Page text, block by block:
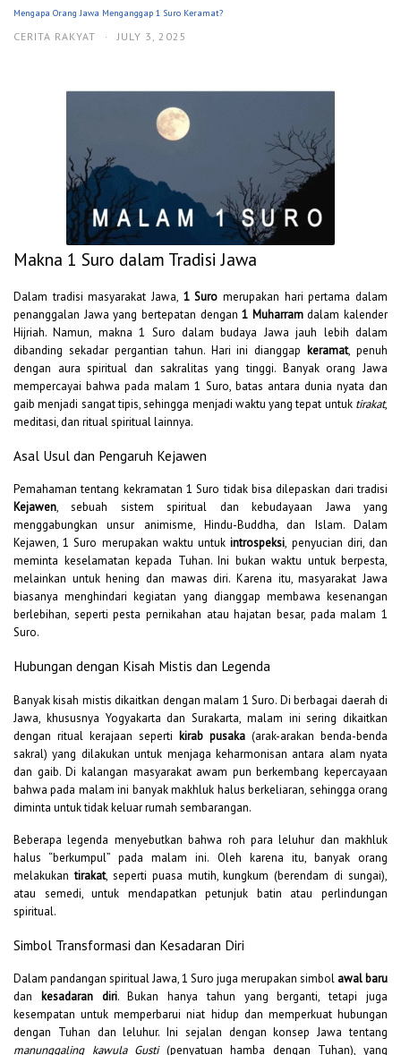
Mengapa Orang Jawa Menganggap 1 Suro Keramat?
CERITA RAKYAT · JULY 3, 2025
Makna 1 Suro dalam Tradisi Jawa
Dalam tradisi masyarakat Jawa, 1 Suro merupakan hari pertama dalam
penanggalan Jawa yang bertepatan dengan1 Muharramdalam kalender
Hijriah. Namun, makna 1 Suro dalam budaya Jawa jauh lebih dalam
dibanding sekadar pergantian tahun. Hari ini dianggap keramat, penuh
dengan aura spiritual dan sakralitas yang tinggi. Banyak orang Jawa
mempercayai bahwa pada malam 1 Suro, batas antara dunia nyata dan
gaib menjadi sangat tipis, sehingga menjadi waktu yang tepat untuk tirakat,
meditasi, dan ritual spiritual lainnya.
Asal Usul dan Pengaruh Kejawen
Pemahaman tentang kekramatan 1 Suro tidak bisa dilepaskan dari tradisi
Kejawen, sebuah sistem spiritual dan kebudayaan Jawa yang
menggabungkan unsur animisme, Hindu-Buddha, dan Islam. Dalam
Kejawen, 1 Suro merupakan waktu untukintrospeksi, penyucian diri, dan
meminta keselamatan kepada Tuhan. Ini bukan waktu untuk berpesta,
melainkan untuk hening dan mawas diri. Karena itu, masyarakat Jawa
biasanya menghindari kegiatan yang dianggap membawa kesenangan
berlebihan, seperti pesta pernikahan atau hajatan besar, pada malam 1
Suro.
Hubungan dengan Kisah Mistis dan Legenda
Banyak kisah mistis dikaitkan dengan malam 1 Suro. Di berbagai daerah di
Jawa, khususnya Yogyakarta dan Surakarta, malam ini sering dikaitkan
dengan ritual kerajaan seperti kirab pusaka (arak-arakan benda-benda
sakral) yang dilakukan untuk menjaga keharmonisan antara alam nyata
dan gaib. Di kalangan masyarakat awam pun berkembang kepercayaan
bahwa pada malam ini banyak makhluk halus berkeliaran, sehingga orang
diminta untuk tidak keluar rumah sembarangan.
Beberapa legenda menyebutkan bahwa roh para leluhur dan makhluk
halus “berkumpul” pada malam ini. Oleh karena itu, banyak orang
melakukantirakat, seperti puasa mutih, kungkum (berendam di sungai),
atau semedi, untuk mendapatkan petunjuk batin atau perlindungan
spiritual.
Simbol Transformasi dan Kesadaran Diri
Dalam pandangan spiritual Jawa, 1 Suro juga merupakan simbol awal baru
dan kesadaran diri. Bukan hanya tahun yang berganti, tetapi juga
kesempatan untuk memperbarui niat hidup dan memperkuat hubungan
dengan Tuhan dan leluhur. Ini sejalan dengan konsep Jawa tentang
manunggaling kawula Gusti(penyatuan hamba dengan Tuhan), yang